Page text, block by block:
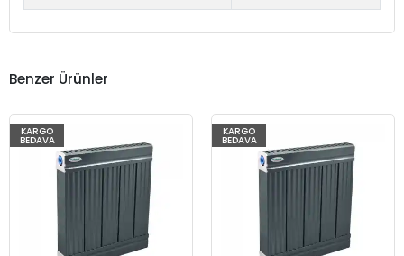
Benzer Ürünler
KARGO
BEDAVA
KARGO
BEDAVA